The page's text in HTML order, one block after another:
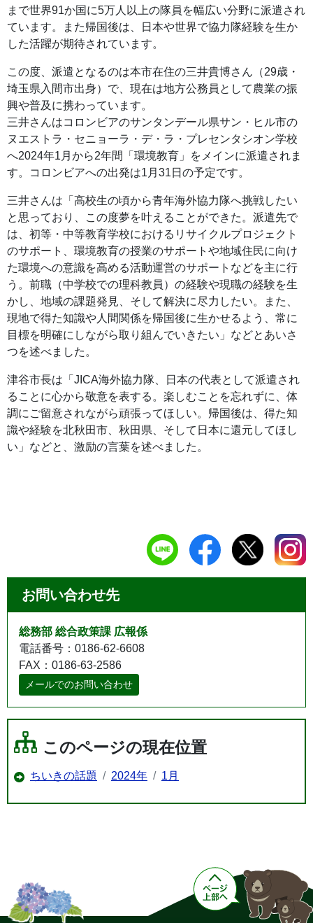
まで世界91か国に5万人以上の隊員を幅広い分野に派遣され
ています。また帰国後は、日本や世界で協力隊経験を生か
した活躍が期待されています。
この度、派遣となるのは本市在住の三井貴博さん（29歳・
埼玉県入間市出身）で、現在は地方公務員として農業の振
興や普及に携わっています。
三井さんはコロンビアのサンタンデール県サン・ヒル市の
ヌエストラ・セニョーラ・デ・ラ・プレセンタシオン学校
へ2024年1月から2年間「環境教育」をメインに派遣されま
す。コロンビアへの出発は1月31日の予定です。
三井さんは「高校生の頃から青年海外協力隊へ挑戦したい
と思っており、この度夢を叶えることができた。派遣先で
は、初等・中等教育学校におけるリサイクルプロジェクト
のサポート、環境教育の授業のサポートや地域住民に向け
た環境への意識を高める活動運営のサポートなどを主に行
う。前職（中学校での理科教員）の経験や現職の経験を生
かし、地域の課題発見、そして解決に尽力したい。また、
現地で得た知識や人間関係を帰国後に生かせるよう、常に
目標を明確にしながら取り組んでいきたい」などとあいさ
つを述べました。
津谷市長は「JICA海外協力隊、日本の代表として派遣され
ることに心から敬意を表する。楽しむことを忘れずに、体
調にご留意されながら頑張ってほしい。帰国後は、得た知
識や経験を北秋田市、秋田県、そして日本に還元してほし
い」などと、激励の言葉を述べました。
お問い合わせ先
総務部 総合政策課 広報係
電話番号：0186-62-6608
FAX：0186-63-2586
メールでのお問い合わせ
このページの現在位置
ちいきの話題 2024年 1月